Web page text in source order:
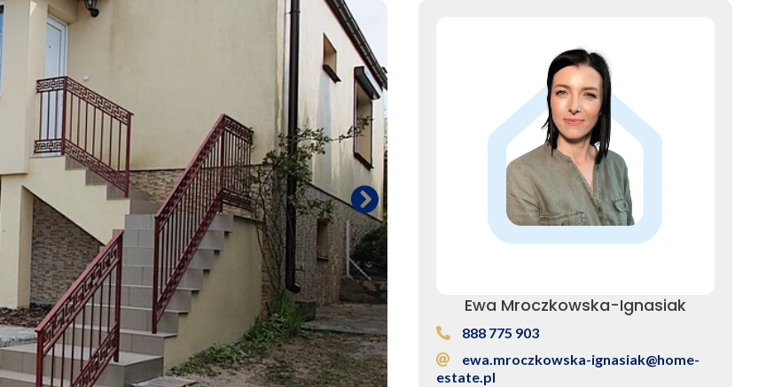
Ewa Mroczkowska-Ignasiak
888 775 903
ewa.mroczkowska-ignasiak@home-
estate.pl